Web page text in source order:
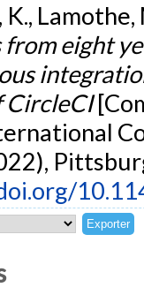
K.,
from eight
CircleCI